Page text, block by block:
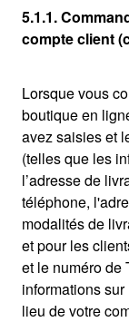
5.1.1.
compte client
Lorsque vous
boutique en
avez saisies et
(telles que les
l’adresse de
téléphone,
modalités de
et pour les
et le numéro de
informations sur
lieu de votre